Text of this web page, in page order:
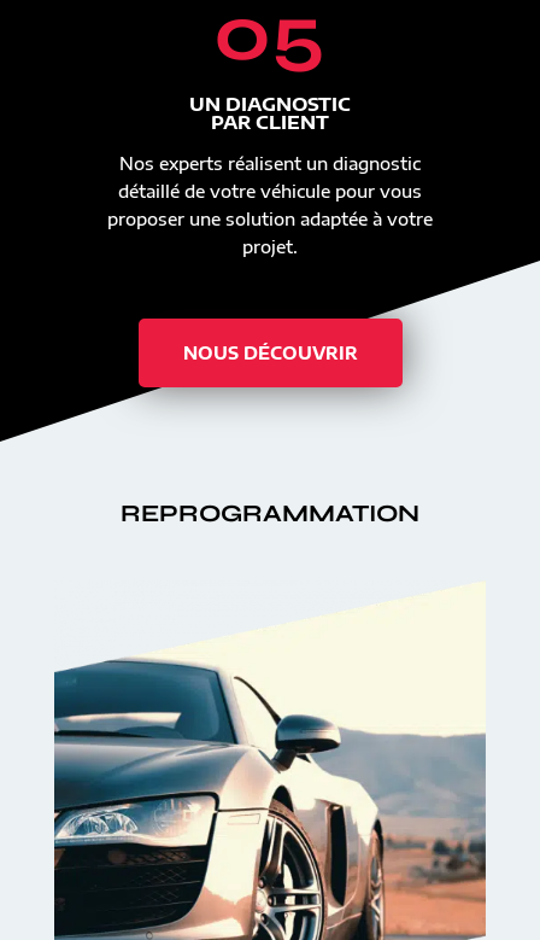
05
UN DIAGNOSTIC
PAR CLIENT
Nos experts réalisent un diagnostic
détaillé de votre véhicule pour vous
proposer une solution adaptée à votre
projet.
NOUS DÉCOUVRIR
REPROGRAMMATION